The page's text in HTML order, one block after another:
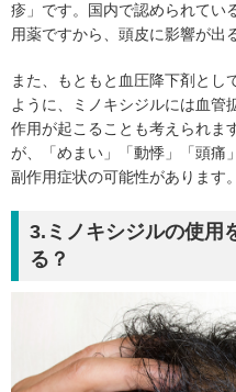
疹」です。国内で認められてい
用薬ですから、頭皮に影響が出
また、もともと血圧降下剤とし
ように、ミノキシジルには血管
作用が起こることも考えられま
が、「めまい」「動悸」「頭痛
副作用症状の可能性があります。
3.ミノキシジルの使用
る？